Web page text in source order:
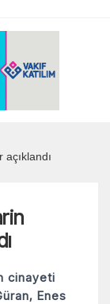
cinayeti
Enes